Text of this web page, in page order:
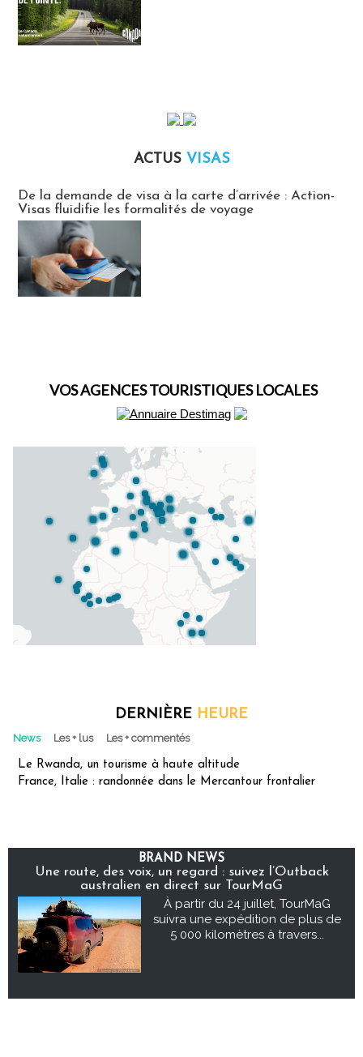
ACTUS VISAS
De la demande de visa à la carte d’arrivée : Action-
Visas fluidifie les formalités de voyage
VOS AGENCES TOURISTIQUES LOCALES
DERNIÈRE HEURE
News Les + lus Les + commentés
Le Rwanda, un tourisme à haute altitude
France, Italie : randonnée dans le Mercantour frontalier
BRAND NEWS
Une route, des voix, un regard : suivez l’Outback
australien en direct sur TourMaG
À partir du 24 juillet, TourMaG
suivra une expédition de plus de
5 000 kilomètres à travers...